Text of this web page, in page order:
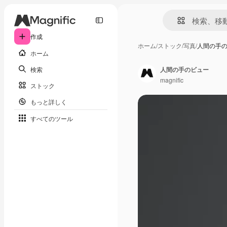
作成
ホーム
検索
ストック
もっと詳しく
すべてのツール
ホーム/ストック/写真/人間の手
人間の手のビュー
magnific